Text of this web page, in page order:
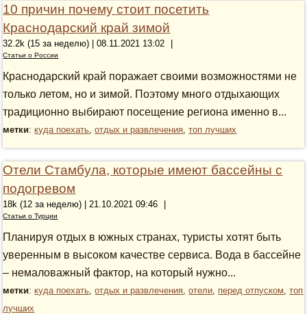
10 причин почему стоит посетить
Краснодарский край зимой
32.2k (15 за неделю) | 08.11.2021 13:02
Статьи о России
Краснодарский край поражает своими возможностями не
только летом, но и зимой. Поэтому много отдыхающих
традиционно выбирают посещение региона именно в...
метки:куда поехать,отдых и развлечения,топ лучших
Отели Стамбула, которые имеют бассейны с
подогревом
18k (12 за неделю) | 21.10.2021 09:46
Статьи о Турции
Планируя отдых в южных странах, туристы хотят быть
уверенным в высоком качестве сервиса. Вода в бассейне
– немаловажный фактор, на который нужно...
метки:куда поехать,отдых и развлечения,отели, перед отпуском,топ
лучших